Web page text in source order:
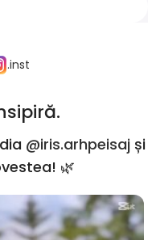
.inst
@iris.arhpeisaj și
🌿